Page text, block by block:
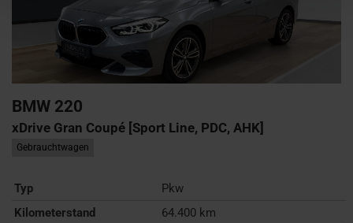
BMW 220
xDrive Gran Coupé [Sport Line, PDC, AHK]
Gebrauchtwagen
Typ
Pkw
Kilometerstand
64.400 km